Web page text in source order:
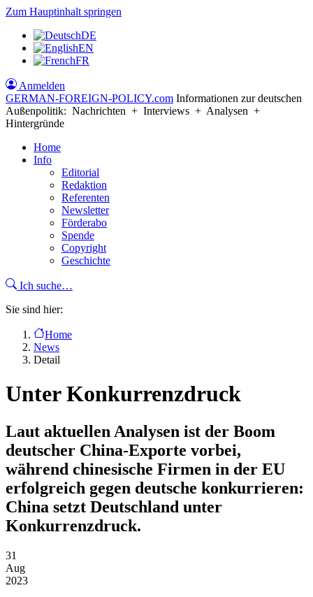
Zum Hauptinhalt springen
DE
EN
FR
Anmelden
GERMAN-FOREIGN-POLICY.com Informationen zur deutschen
Außenpolitik: Nachrichten + Interviews + Analysen +
Hintergründe
Home
Info
Editorial
Redaktion
Referenten
Newsletter
Förderabo
Spende
Copyright
Geschichte
Ich suche…
Sie sind hier:
Home
News
Detail
Unter Konkurrenzdruck
Laut aktuellen Analysen ist der Boom
deutscher China-Exporte vorbei,
während chinesische Firmen in der EU
erfolgreich gegen deutsche konkurrieren:
China setzt Deutschland unter
Konkurrenzdruck.
31
Aug
2023